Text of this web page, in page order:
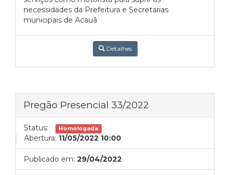
necessidades da Prefeitura e Secretarias
municipais de Acauã
Detalhes
Pregão Presencial 33/2022
Status: Homologada
Abertura: 11/05/2022 10:00
Publicado em: 29/04/2022